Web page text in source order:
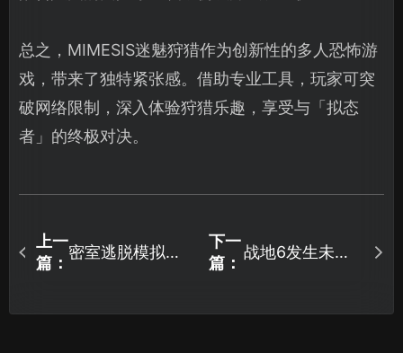
总之，MIMESIS迷魅狩猎作为创新性的多人恐怖游
戏，带来了独特紧张感。借助专业工具，玩家可突
破网络限制，深入体验狩猎乐趣，享受与「拟态
者」的终极对决。
上一
篇：
密室逃脱模拟器2
索！
下一
篇：
战地6发生未知